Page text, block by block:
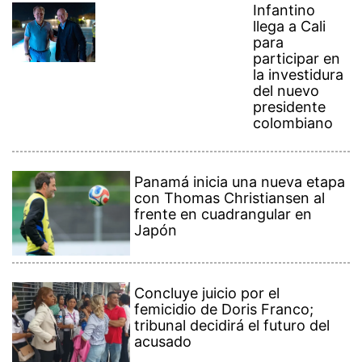
Infantino
llega a Cali
para
participar en
la investidura
del nuevo
presidente
colombiano
Panamá inicia una nueva etapa
con Thomas Christiansen al
frente en cuadrangular en
Japón
Concluye juicio por el
femicidio de Doris Franco;
tribunal decidirá el futuro del
acusado